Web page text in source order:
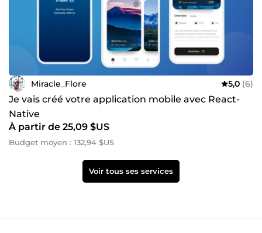
Miracle_Flore 5,0 (6)
Je vais créé votre application mobile avec React-
Native
À partir de 25,09 $US
Budget moyen : 132,94 $US
Voir tous ses services